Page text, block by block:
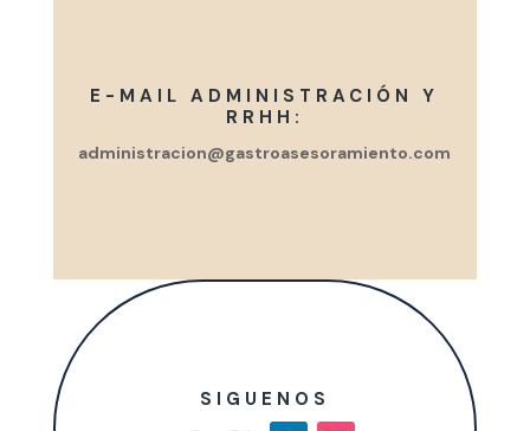
E-MAIL ADMINISTRACIÓN Y
RRHH:
administracion@gastroasesoramiento.com
SIGUENOS